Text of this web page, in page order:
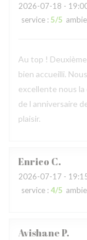
2026-07-18 -
service : 5/5
Au top !
bien accueilli.
excellente nous
de l anniversaire
plaisir.
Enrico C
2026-07-17 -
service : 4/5
AvishaneP